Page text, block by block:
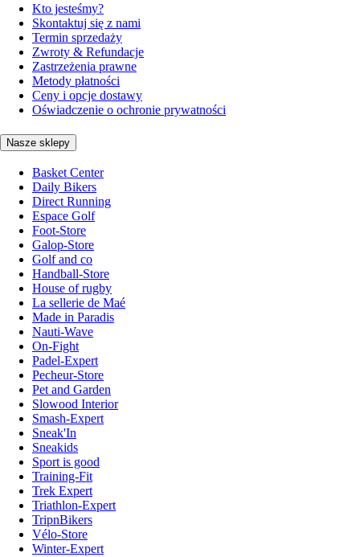
Kto jesteśmy?
Skontaktuj się z nami
Termin sprzedaży
Zwroty & Refundacje
Zastrzeżenia prawne
Metody płatności
Ceny i opcje dostawy
Oświadczenie o ochronie prywatności
Nasze sklepy
Basket Center
Daily Bikers
Direct Running
Espace Golf
Foot-Store
Galop-Store
Golf and co
Handball-Store
House of rugby
La sellerie de Maé
Made in Paradis
Nauti-Wave
On-Fight
Padel-Expert
Pecheur-Store
Pet and Garden
Slowood Interior
Smash-Expert
Sneak'In
Sneakids
Sport is good
Training-Fit
Trek Expert
Triathlon-Expert
TripnBikers
Vélo-Store
Winter-Expert